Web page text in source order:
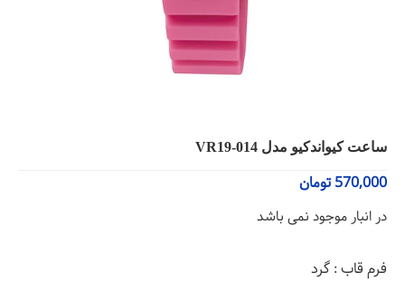
ساعت کیواندکیو مدل VR19-014
570,000 تومان
در انبار موجود نمی باشد
فرم قاب : گرد